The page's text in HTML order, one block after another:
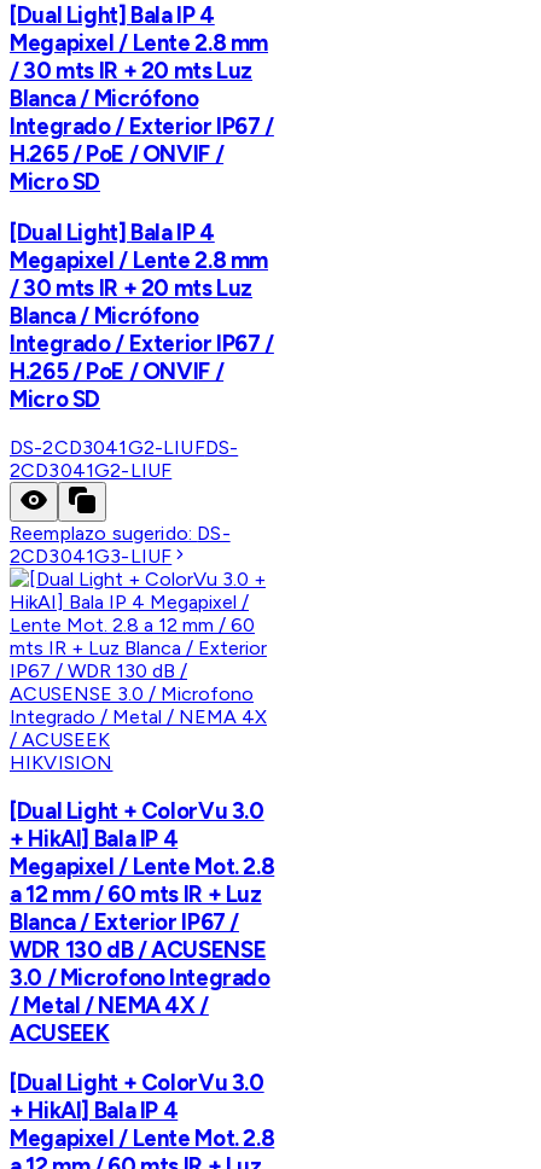
[Dual Light] Bala IP 4
Megapixel / Lente 2.8 mm
/ 30 mts IR + 20 mts Luz
Blanca / Micrófono
Integrado / Exterior IP67 /
H.265 / PoE / ONVIF /
Micro SD
[Dual Light] Bala IP 4
Megapixel / Lente 2.8 mm
/ 30 mts IR + 20 mts Luz
Blanca / Micrófono
Integrado / Exterior IP67 /
H.265 / PoE / ONVIF /
Micro SD
DS-2CD3041G2-LIUFDS-
2CD3041G2-LIUF
Reemplazo sugerido: DS-
2CD3041G3-LIUF
HIKVISION
[Dual Light + ColorVu 3.0
+ HikAI] Bala IP 4
Megapixel / Lente Mot. 2.8
a 12 mm / 60 mts IR + Luz
Blanca / Exterior IP67 /
WDR 130 dB / ACUSENSE
3.0 / Microfono Integrado
/ Metal / NEMA 4X /
ACUSEEK
[Dual Light + ColorVu 3.0
+ HikAI] Bala IP 4
Megapixel / Lente Mot. 2.8